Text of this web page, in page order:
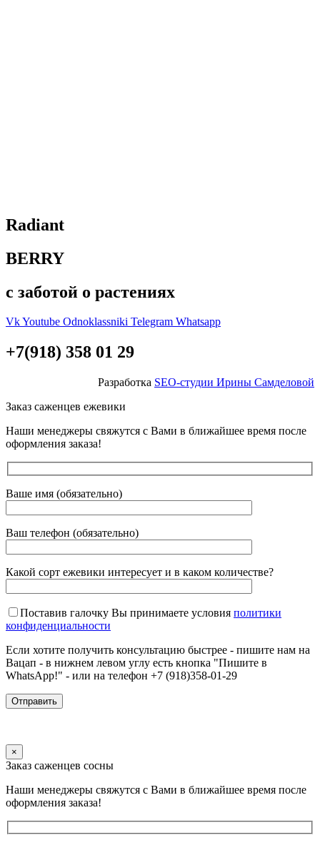
Radiant
BERRY
с заботой о растениях
VkYoutube Odnoklassniki Telegram Whatsapp
+7(918) 358 01 29
Разработка SEO-студии Ирины Самделовой
Заказ саженцев ежевики
Наши менеджеры свяжутся с Вами в ближайшее время после
оформления заказа!
Ваше имя (обязательно)
Ваш телефон (обязательно)
Какой сорт ежевики интересует и в каком количестве?
Поставив галочку Вы принимаете условия политики
конфиденциальности
Если хотите получить консультацию быстрее - пишите нам на
Вацап - в нижнем левом углу есть кнопка "Пишите в
WhatsApp!" - или на телефон +7 (918)358-01-29
×
Заказ саженцев сосны
Наши менеджеры свяжутся с Вами в ближайшее время после
оформления заказа!